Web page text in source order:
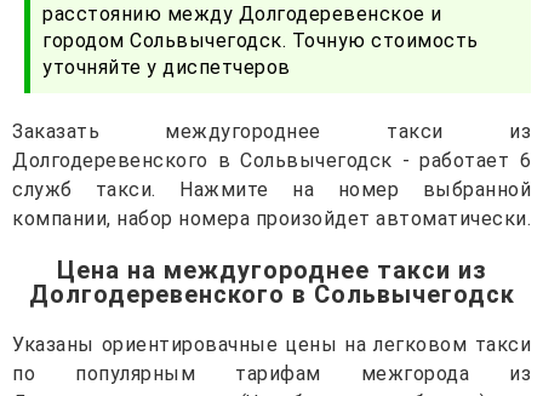
расстоянию между Долгодеревенское и
городом Сольвычегодск. Точную стоимость
уточняйте у диспетчеров
Заказать междугороднее такси из
Долгодеревенского в Сольвычегодск - работает 6
служб такси. Нажмите на номер выбранной
компании, набор номера произойдет автоматически.
Цена на междугороднее такси из
Долгодеревенского в Сольвычегодск
Указаны ориентировачные цены на легковом такси
по популярным тарифам межгорода из